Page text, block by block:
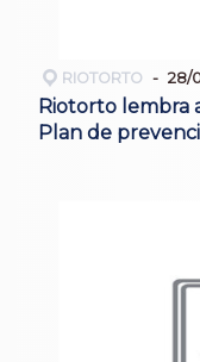
RIOTORTO 28/
Riotorto lembra
Plan de